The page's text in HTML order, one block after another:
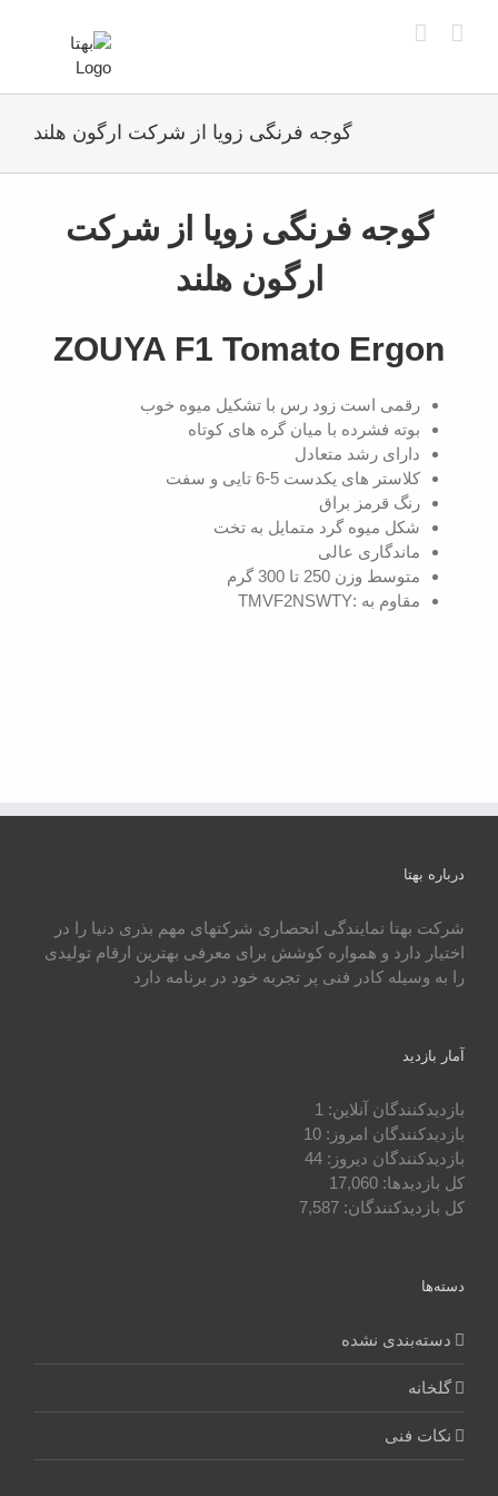
گوجه فرنگی زویا از شرکت ارگون هلند
Larger
Imageگوجه فرنگی زویا از شرکت
ارگون هلند
ZOUYA F1 Tomato Ergon
رقمی است زود رس با تشکیل میوه خوب
بوته فشرده با میان گره های کوتاه
دارای رشد متعادل
کلاستر های یکدست 5-6 تایی و سفت
رنگ قرمز براق
شکل میوه گرد متمایل به تخت
ماندگاری عالی
متوسط وزن 250 تا 300 گرم
مقاوم به :TMVF2NSWTY
درباره بهتا
شرکت بهتا نمایندگی انحصاری شرکتهای مهم بذری دنیا را در
اختیار دارد و همواره کوشش برای معرفی بهترین ارقام تولیدی
را به وسیله کادر فنی پر تجربه خود در برنامه دارد
آمار بازدید
بازدیدکنندگان آنلاین: 1
بازدیدکنندگان امروز: 10
بازدیدکنندگان دیروز: 44
کل بازدیدها: 17,060
کل بازدیدکنند‌گان: 7,587
دسته‌ها
دسته‌بندی نشده
گلخانه
نکات فنی